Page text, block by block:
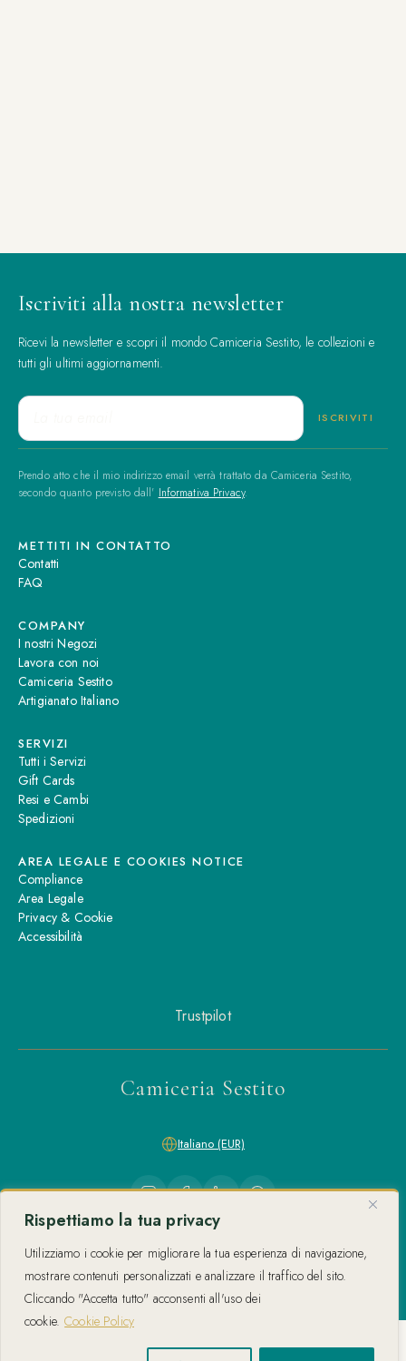
Rispettiamo la tua privacy
Utilizziamo i cookie per migliorare la tua esperienza di navigazione,
mostrare contenuti personalizzati e analizzare il traffico del sito.
Cliccando "Accetta tutto" acconsenti all'uso dei
cookie. Cookie Policy
Iscriviti alla nostra newsletter
Ricevi la newsletter e scopri il mondo Camiceria Sestito, le collezioni e
tutti gli ultimi aggiornamenti.
Prendo atto che il mio indirizzo email verrà trattato da Camiceria Sestito,
secondo quanto previsto dall' Informativa Privacy.
METTITI IN CONTATTO
Contatti
FAQ
COMPANY
I nostri Negozi
Lavora con noi
Camiceria Sestito
Artigianato Italiano
SERVIZI
Tutti i Servizi
Gift Cards
Resi e Cambi
Spedizioni
AREA LEGALE E COOKIES NOTICE
Compliance
Area Legale
Privacy & Cookie
Accessibilità
Trustpilot
Italiano (EUR)
Camiceria Sestito
Camiceria Sestito 2026 — P.IVA 03480770795
Via della Repubblica 44, 88842 Cutro (KR) — Tel: 3284641378